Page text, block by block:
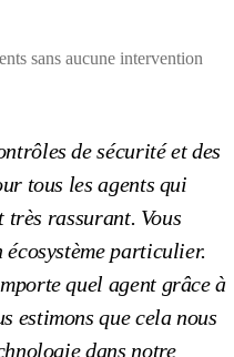
sans aucune intervention
de sécurité et des
tous les agents qui
rassurant. Vous
particulier.
quel agent grâce à
estimons que cela nous
dans notre